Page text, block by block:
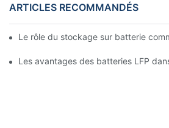
ARTICLES RECOMMANDÉS
Le rôle du stockage sur batterie
Les avantages des batteries LFP